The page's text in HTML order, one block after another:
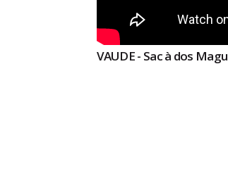
VAUDE - Sac à dos